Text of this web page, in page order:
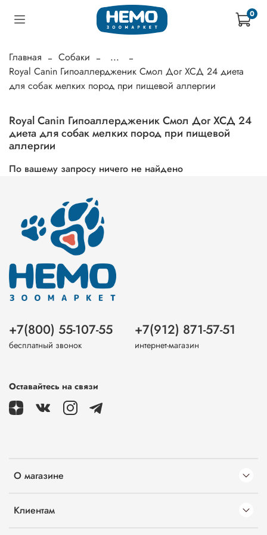
0
Главная Собаки
...
Royal Canin Гипоаллердженик Смол Дог ХСД 24 диета
для собак мелких пород при пищевой аллергии
Royal Canin Гипоаллердженик Смол Дог ХСД 24
диета для собак мелких пород при пищевой
аллергии
По вашему запросу ничего не найдено
О магазине
Клиентам
+7(800) 55-107-55
бесплатный звонок
+7(912) 871-57-51
интернет-магазин
Оставайтесь на связи